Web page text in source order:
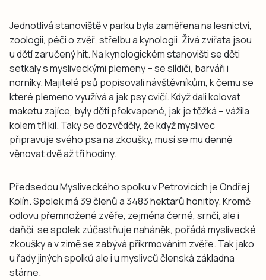
Jednotlivá stanoviště v parku byla zaměřena na lesnictví,
zoologii, péči o zvěř, střelbu a kynologii. Živá zvířata jsou
u dětí zaručený hit. Na kynologickém stanovišti se děti
setkaly s mysliveckými plemeny – se slídiči, barváři i
norníky. Majitelé psů popisovali návštěvníkům, k čemu se
které plemeno využívá a jak psy cvičí. Když dali kolovat
maketu zajíce, byly děti překvapené, jak je těžká – vážila
kolem tří kil. Taky se dozvěděly, že když myslivec
připravuje svého psa na zkoušky, musí se mu denně
věnovat dvě až tři hodiny.
Předsedou Mysliveckého spolku v Petrovicích je Ondřej
Kolín. Spolek má 39 členů a 3483 hektarů honitby. Kromě
odlovu přemnožené zvěře, zejména černé, srnčí, ale i
daňčí, se spolek zúčastňuje naháněk, pořádá myslivecké
zkoušky a v zimě se zabývá přikrmováním zvěře. Tak jako
u řady jiných spolků ale i u myslivců členská základna
stárne.